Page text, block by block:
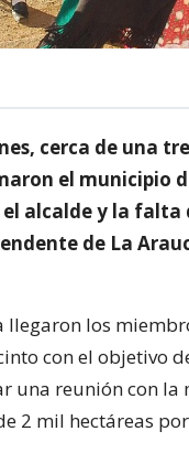
cerca de una
el municipio
alcalde y la falta
de La
llegaron los
con el objetivo
una reunión con
2 mil hectáreas